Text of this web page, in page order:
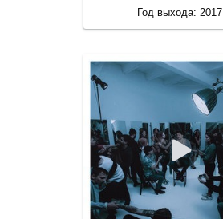
Год выхода: 2017